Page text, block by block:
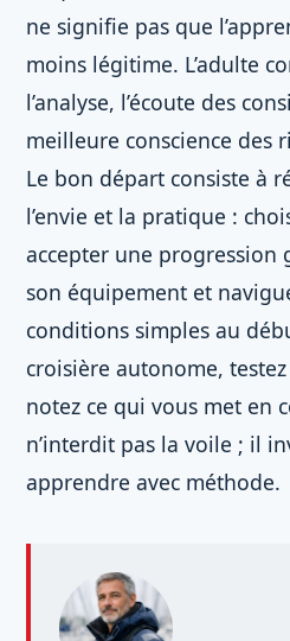
ne signifie pas que
moins légitime. L’adulte
l’analyse, l’écoute des
meilleure conscience des
Le bon départ consiste à
l’envie et la pratique :
accepter une progression
son équipement et
conditions simples au
croisière autonome,
notez ce qui vous met en
n’interdit pas la voile ; il
apprendre avec méthode.